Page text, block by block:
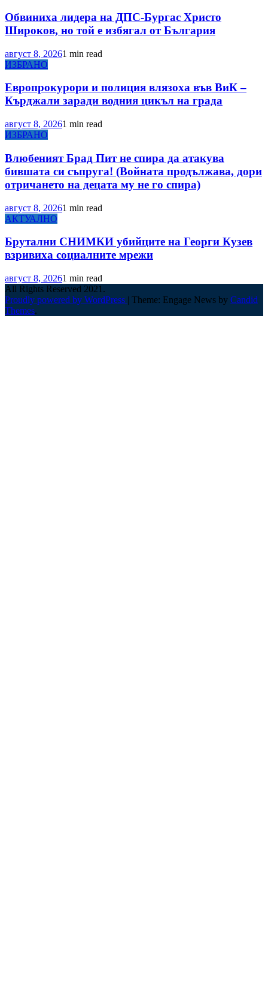
Обвиниха лидера на ДПС-Бургас Христо
Широков, но той е избягал от България
август 8, 20261 min read
ИЗБРАНО
Европрокурори и полиция влязоха във ВиК –
Кърджали заради водния цикъл на града
август 8, 20261 min read
ИЗБРАНО
Влюбеният Брад Пит не спира да атакува
бившата си съпруга! (Войната продължава, дори
отричането на децата му не го спира)
август 8, 20261 min read
АКТУАЛНО
Брутални СНИМКИ убийците на Георги Кузев
взривиха социалните мрежи
август 8, 20261 min read
All Rights Reserved 2021.
Proudly powered by WordPress | Theme: Engage News by Candid
Themes.